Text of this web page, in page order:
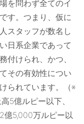
を問わず全てのイ
す。つまり、仮に
スタッフが数名し
日系企業であって
付けられ、かつ、
その有効性につい
られています。（※
5億ルピー以下、
億5,000万ルピー以